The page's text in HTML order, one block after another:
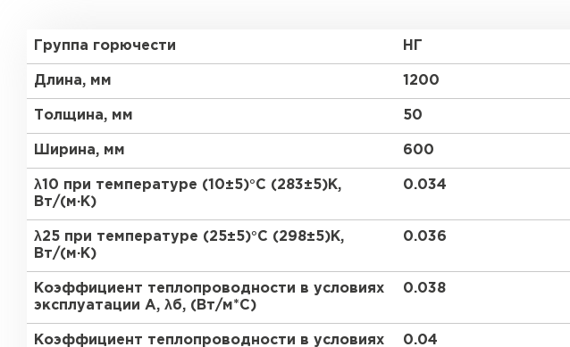
Группа горючести НГ
Длина, мм 1200
Толщина, мм 50
Ширина, мм 600
λ10 при температуре (10±5)°С (283±5)К,
Вт/(м·К)
0.034
λ25 при температуре (25±5)°С (298±5)К,
Вт/(м·К)
0.036
Коэффициент теплопроводности в условиях
эксплуатации А, λб, (Вт/м*С)
0.038
Коэффициент теплопроводности в условиях
0.04
ПЕРЕЙТИ
Утеплитель Изомин
ПЕРЕЙТИ
Утеплитель Knauf
ПЕРЕЙТИ
Утеплитель Белтеп
Утеплитель Термит
Утеплитель Ruspanel